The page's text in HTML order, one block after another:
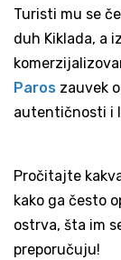
Turisti mu se
duh Kiklada, a
Paros zauvek
autentičnosti i
Pročitajte
kako ga često
ostrva, šta im
preporučuju!